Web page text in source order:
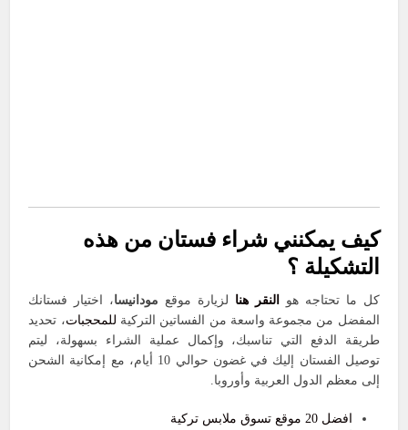
كيف يمكنني شراء فستان من هذه
التشكيلة ؟
كل ما تحتاجه هو النقر هنا لزيارة موقع مودانيسا، اختيار فستانك
المفضل من مجموعة واسعة من الفساتين التركية للمحجبات، تحديد
طريقة الدفع التي تناسبك، وإكمال عملية الشراء بسهولة، ليتم
توصيل الفستان إليك في غضون حوالي 10 أيام، مع إمكانية الشحن
إلى معظم الدول العربية وأوروبا.
افضل 20 موقع تسوق ملابس تركية